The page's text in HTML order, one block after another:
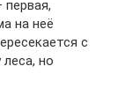
на неё
с
но